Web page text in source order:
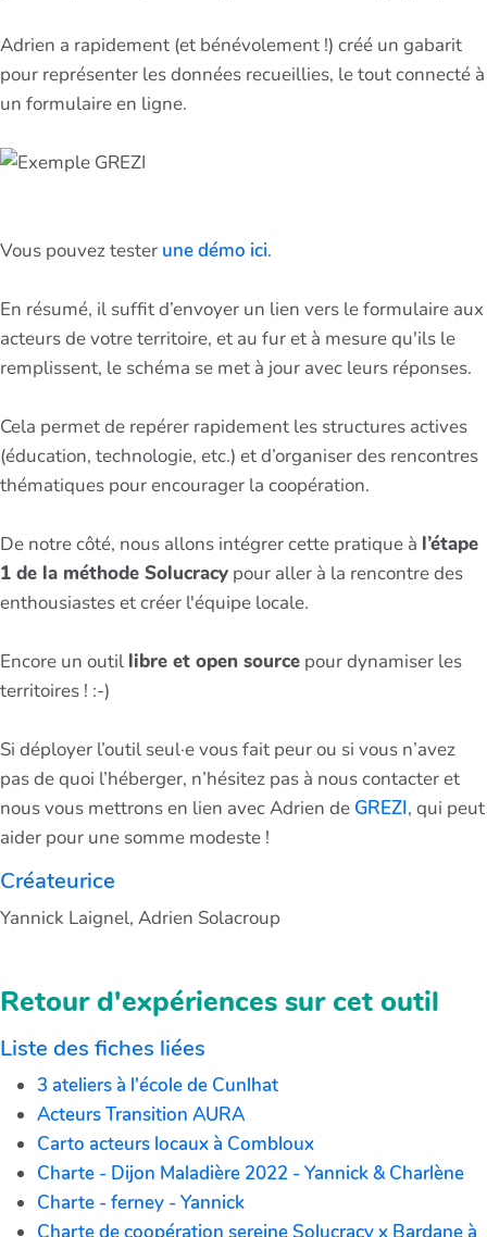
Adrien a rapidement (et bénévolement !) créé un gabarit
pour représenter les données recueillies, le tout connecté à
un formulaire en ligne.
Vous pouvez tester une démo ici.
En résumé, il suffit d’envoyer un lien vers le formulaire aux
acteurs de votre territoire, et au fur et à mesure qu'ils le
remplissent, le schéma se met à jour avec leurs réponses.
Cela permet de repérer rapidement les structures actives
(éducation, technologie, etc.) et d’organiser des rencontres
thématiques pour encourager la coopération.
De notre côté, nous allons intégrer cette pratique à l’étape
1 de la méthode Solucracy pour aller à la rencontre des
enthousiastes et créer l'équipe locale.
Encore un outil libre et open source pour dynamiser les
territoires ! :-)
Si déployer l’outil seul·e vous fait peur ou si vous n’avez
pas de quoi l’héberger, n’hésitez pas à nous contacter et
nous vous mettrons en lien avec Adrien de GREZI, qui peut
aider pour une somme modeste !
Créateurice
Yannick Laignel, Adrien Solacroup
Retour d'expériences sur cet outil
Liste des fiches liées
3 ateliers à l'école de Cunlhat
Acteurs Transition AURA
Carto acteurs locaux à Combloux
Charte - Dijon Maladière 2022 - Yannick & Charlène
Charte - ferney - Yannick